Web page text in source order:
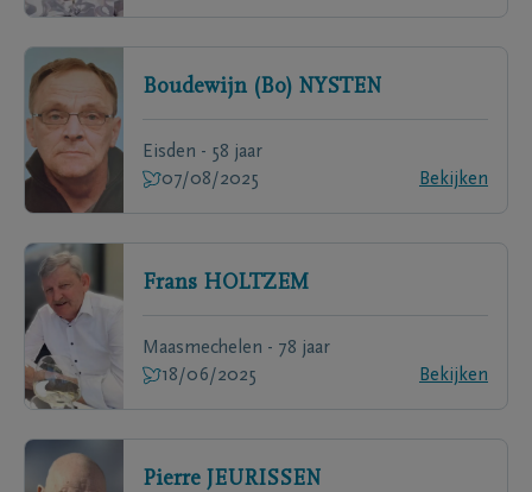
Boudewijn (Bo) NYSTEN
Eisden - 58 jaar
07/08/2025
Bekijken
Frans HOLTZEM
Maasmechelen - 78 jaar
18/06/2025
Bekijken
Pierre JEURISSEN